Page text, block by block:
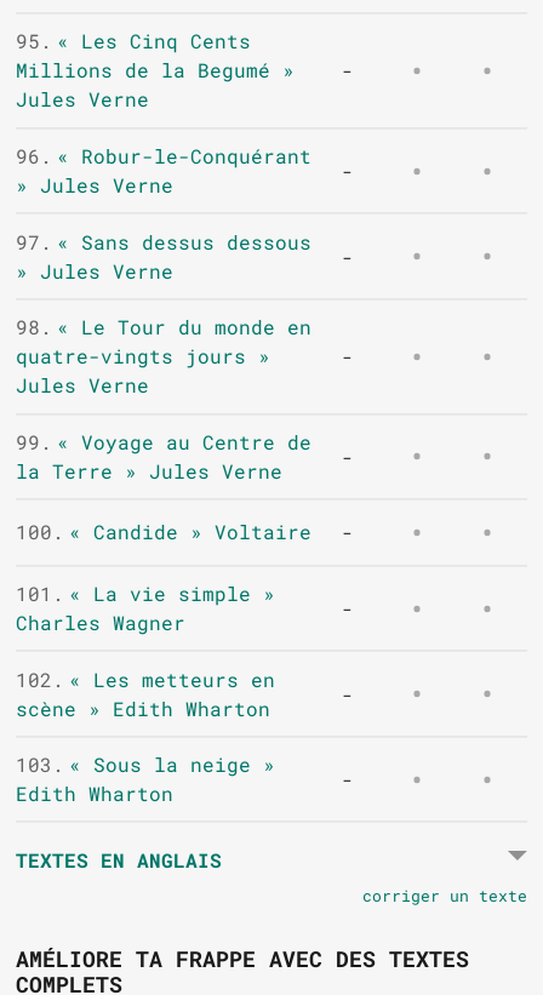
95. « Les Cinq Cents
Millions de la Begumé »
Jules Verne
-
96. « Robur-le-Conquérant
» Jules Verne
-
97. « Sans dessus dessous
» Jules Verne
-
98. « Le Tour du monde en
quatre-vingts jours »
Jules Verne
-
99. « Voyage au Centre de
la Terre » Jules Verne
-
100. « Candide » Voltaire -
101. « La vie simple »
Charles Wagner
-
102. « Les metteurs en
scène » Edith Wharton
-
103. « Sous la neige »
Edith Wharton
-
TEXTES EN ANGLAIS
corriger un texte
AMÉLIORE TA FRAPPE AVEC DES TEXTES
COMPLETS